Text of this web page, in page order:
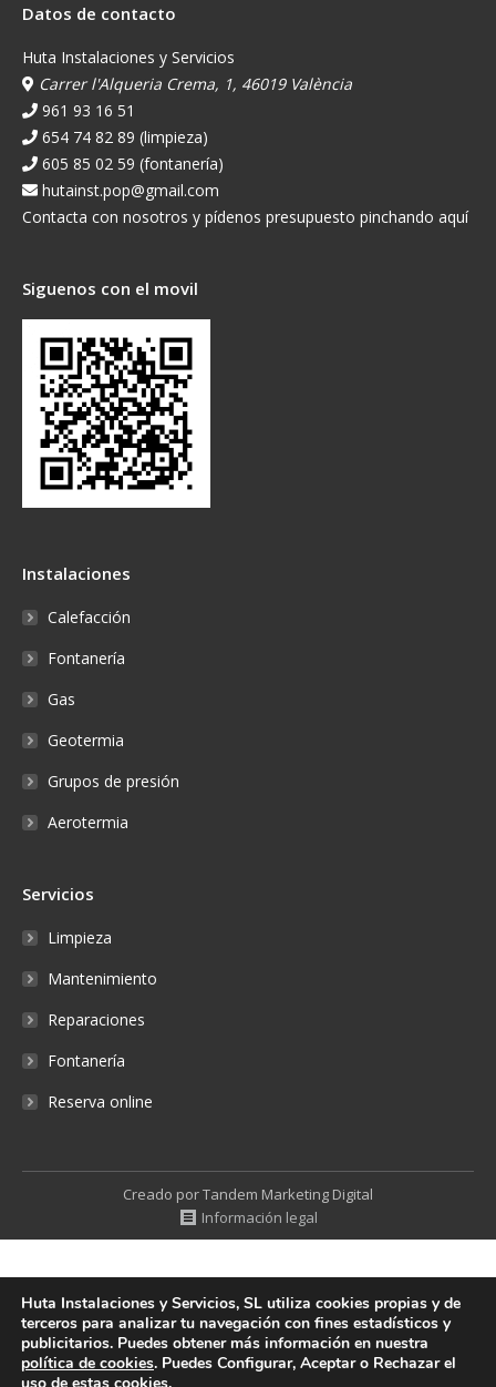
Datos de contacto
Huta Instalaciones y Servicios
Carrer l'Alqueria Crema, 1, 46019 València
961 93 16 51
654 74 82 89 (limpieza)
605 85 02 59 (fontanería)
hutainst.pop@gmail.com
Contacta con nosotros y pídenos presupuesto pinchando aquí
Siguenos con el movil
Instalaciones
Calefacción
Fontanería
Gas
Geotermia
Grupos de presión
Aerotermia
Servicios
Limpieza
Mantenimiento
Reparaciones
Fontanería
Reserva online
Creado por Tandem Marketing Digital
Información legal
Huta Instalaciones y Servicios, SL utiliza cookies propias y de
terceros para analizar tu navegación con fines estadísticos y
publicitarios. Puedes obtener más información en nuestra
política de cookies. Puedes Configurar, Aceptar o Rechazar el